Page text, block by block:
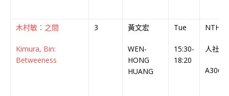
木村敏：之間
Kimura, Bin:
Betweeness
3 黃文宏
WEN-
HONG
HUANG
Tue
15:30-
18:20
NTHU
人社
A306